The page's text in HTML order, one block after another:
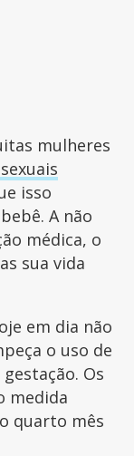
mulheres
isso
A não
médica, o
sua vida
em dia não
o uso de
Os
medida
quarto mês